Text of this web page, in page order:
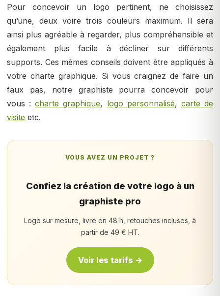
Pour concevoir un logo pertinent, ne choisissez
qu’une, deux voire trois couleurs maximum. Il sera
ainsi plus agréable à regarder, plus compréhensible et
également plus facile à décliner sur différents
supports. Ces mêmes conseils doivent être appliqués à
votre charte graphique. Si vous craignez de faire un
faux pas, notre graphiste pourra concevoir pour
vous :charte graphique, logo personnalisé, carte de
visite etc.
VOUS AVEZ UN PROJET ?
Confiez la création de votre logo à un
graphiste pro
Logo sur mesure, livré en 48 h, retouches incluses, à
partir de 49 € HT.
Voir les tarifs →